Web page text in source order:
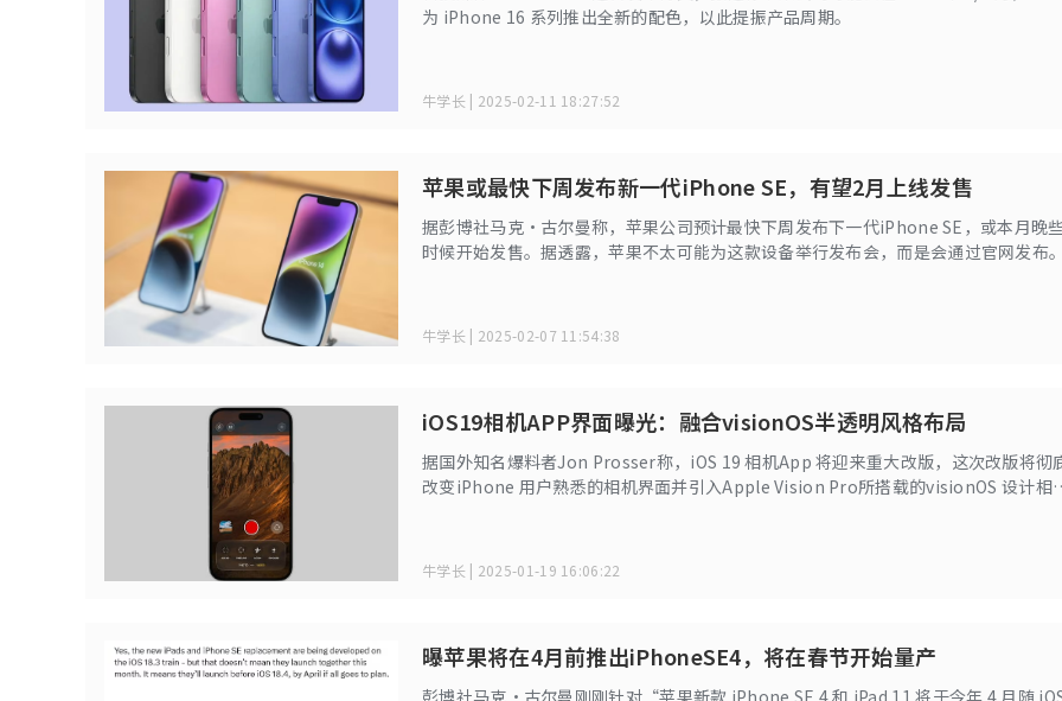
为 iPhone 16 系列推出全新的配色，以此提振产品周期。
牛学长 | 2025-02-11 18:27:52
苹果或最快下周发布新一代iPhone SE，有望2月上线发售
据彭博社马克・古尔曼称，苹果公司预计最快下周发布下一代iPhone SE，或本月晚
时候开始发售。据透露，苹果不太可能为这款设备举行发布会，而是会通过官网发布。
牛学长 | 2025-02-07 11:54:38
iOS19相机APP界面曝光：融合visionOS半透明风格布局
据国外知名爆料者Jon Prosser称，iOS 19 相机App 将迎来重大改版，这次改版将彻
改变iPhone 用户熟悉的相机界面并引入Apple Vision Pro所搭载的visionOS 设计相
牛学长 | 2025-01-19 16:06:22
曝苹果将在4月前推出iPhoneSE4，将在春节开始量产
彭博社马克・古尔曼刚刚针对“苹果新款 iPhone SE 4 和 iPad 11 将于今年 4 月随